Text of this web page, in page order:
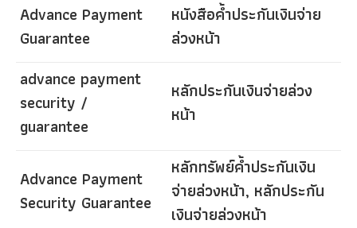
Advance Payment
Guarantee
หนังสือค้ำประกันเงินจ่าย
ล่วงหน้า
advance payment
security /
guarantee
หลักประกันเงินจ่ายล่วง
หน้า
Advance Payment
Security Guarantee
หลักทรัพย์ค้ำประกันเงิน
จ่ายล่วงหน้า, หลักประกัน
เงินจ่ายล่วงหน้า